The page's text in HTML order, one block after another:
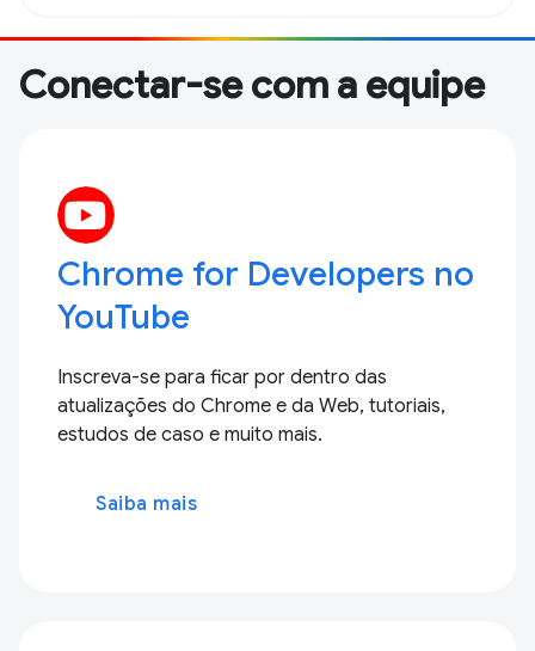
Conectar-se com a equipe
Chrome for Developers no
YouTube
Inscreva-se para ficar por dentro das
atualizações do Chrome e da Web, tutoriais,
estudos de caso e muito mais.
Saiba mais